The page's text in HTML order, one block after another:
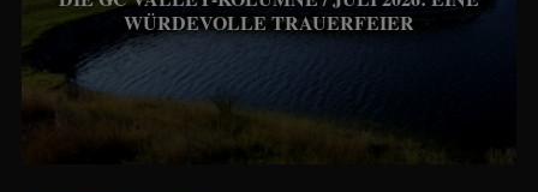
WÜRDEVOLLE TRAUERFEIER